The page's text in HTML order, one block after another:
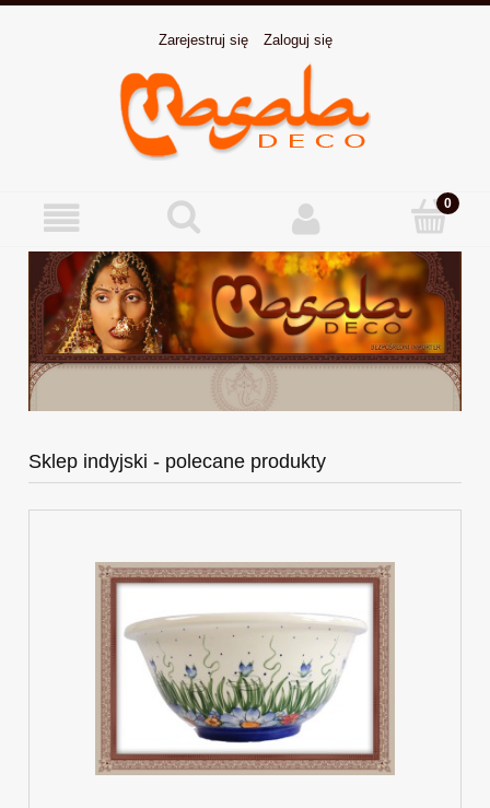
Zarejestruj się Zaloguj się
Sklep indyjski - polecane produkty